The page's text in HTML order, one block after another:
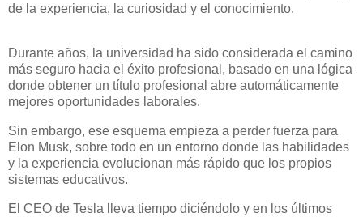
de la experiencia, la curiosidad y el conocimiento.
Durante años, la universidad ha sido considerada el camino
más seguro hacia el éxito profesional, basado en una lógica
donde obtener un título profesional abre automáticamente
mejores oportunidades laborales.
Sin embargo, ese esquema empieza a perder fuerza para
Elon Musk, sobre todo en un entorno donde las habilidades
y la experiencia evolucionan más rápido que los propios
sistemas educativos.
El CEO de Tesla lleva tiempo diciéndolo y en los últimos